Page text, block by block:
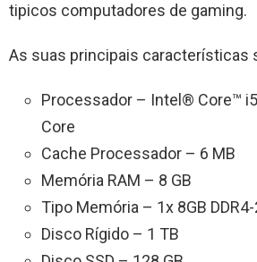
tipicos computadores de gaming.
As suas principais características
Processador – Intel® Core™
Core
Cache Processador – 6 MB
Memória RAM – 8 GB
Tipo Memória – 1x 8GB
Disco Rígido – 1 TB